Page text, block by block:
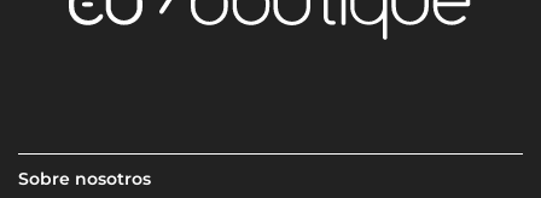
Sobre nosotros